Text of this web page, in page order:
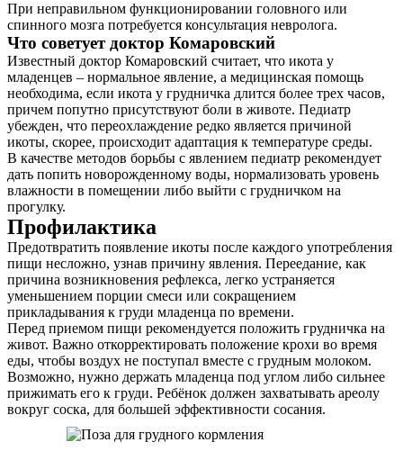
При неправильном функционировании головного или
спинного мозга потребуется консультация невролога.
Что советует доктор Комаровский
Известный доктор Комаровский считает, что икота у
младенцев – нормальное явление, а медицинская помощь
необходима, если икота у грудничка длится более трех часов,
причем попутно присутствуют боли в животе. Педиатр
убежден, что переохлаждение редко является причиной
икоты, скорее, происходит адаптация к температуре среды.
В качестве методов борьбы с явлением педиатр рекомендует
дать попить новорожденному воды, нормализовать уровень
влажности в помещении либо выйти с грудничком на
прогулку.
Профилактика
Предотвратить появление икоты после каждого употребления
пищи несложно, узнав причину явления. Переедание, как
причина возникновения рефлекса, легко устраняется
уменьшением порции смеси или сокращением
прикладывания к груди младенца по времени.
Перед приемом пищи рекомендуется положить грудничка на
живот. Важно откорректировать положение крохи во время
еды, чтобы воздух не поступал вместе с грудным молоком.
Возможно, нужно держать младенца под углом либо сильнее
прижимать его к груди. Ребёнок должен захватывать ареолу
вокруг соска, для большей эффективности сосания.